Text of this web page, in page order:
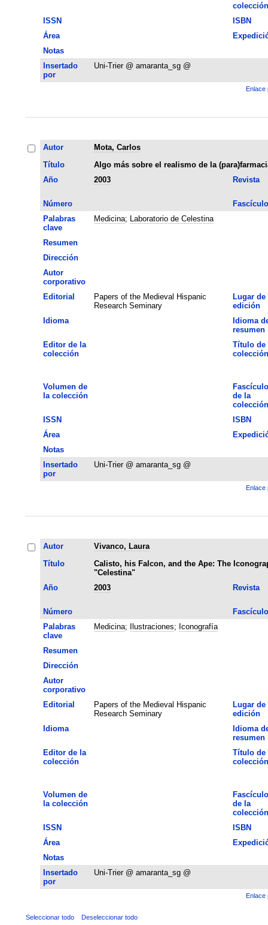
colección
ISSN
ISBN
Área
Notas
Insertado
por
Uni-Trier @ amaranta_sg @
Enlace
Autor
Mota, Carlos
Título
Algo más sobre el realismo de la
Año
2003 Revista
Número
Fascículo
Palabras
clave
Medicina; Laboratorio de Celestina
Resumen
Dirección
Autor
corporativo
Editorial
Papers of the Medieval Hispanic
Research Seminary
Lugar de
edición
Idioma
Idioma
resumen
Editor de la
colección
Título de
colección
Volumen de
la colección
Fascículo
de la
colección
ISSN
ISBN
Área
Notas
Insertado
por
Uni-Trier @ amaranta_sg @
Enlace
Autor
Vivanco, Laura
Título
Calisto, his Falcon, and the Ape: The
"Celestina"
Año
2003 Revista
Número
Fascículo
Palabras
clave
Medicina; Ilustraciones; Iconografía
Resumen
Dirección
Autor
corporativo
Editorial
Papers of the Medieval Hispanic
Research Seminary
Lugar de
edición
Idioma
Idioma
resumen
Editor de la
colección
Título de
colección
Volumen de
la colección
Fascículo
de la
colección
ISSN
ISBN
Área
Notas
Insertado
por
Uni-Trier @ amaranta_sg @
Enlace
Seleccionar todo Deseleccionar todo